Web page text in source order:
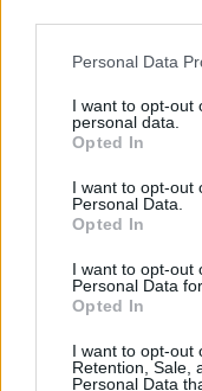
Please note that this
not limited to your
grant or deny
use your data for
consent section.
Personal Data
I want to opt-out
personal data.
Opted In
I want to opt-out
Personal Data.
Opted In
I want to opt-out
Personal Data
Opted In
I want to opt-out
Retention, Sale,
Personal Data
AUTORE
tecnici
da allora
alle
cronaca'
debutto